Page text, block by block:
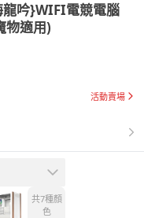
吟}WIFI電競電腦
適用)
活動賣場
共7種顏
色